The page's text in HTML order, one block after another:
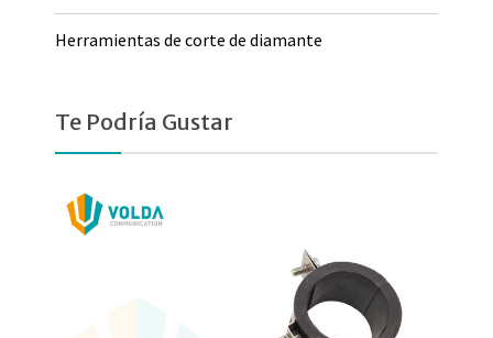
Herramientas de corte de diamante
Te Podría Gustar